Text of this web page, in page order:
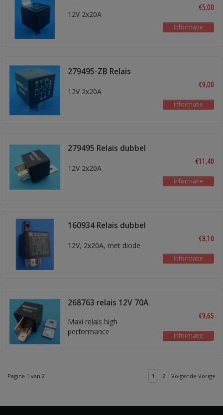
12V 2x20A
€5,00
Informatie
279495-ZB Relais
12V 2x20A
€9,00
Informatie
279495 Relais dubbel
12V 2x20A
€11,40
Informatie
160934 Relais dubbel
12V, 2x20A, met diode
€8,10
Informatie
268763 relais 12V 70A
Maxi relais high
performance
€9,65
Informatie
Pagina 1 van 2 1 2 Volgende Vorige